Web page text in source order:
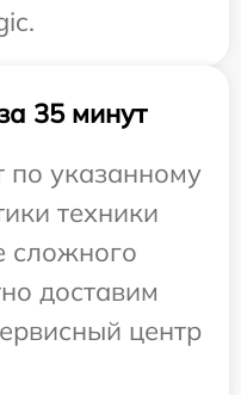
35 минут
по указанному
техники
сложного
доставим
центр